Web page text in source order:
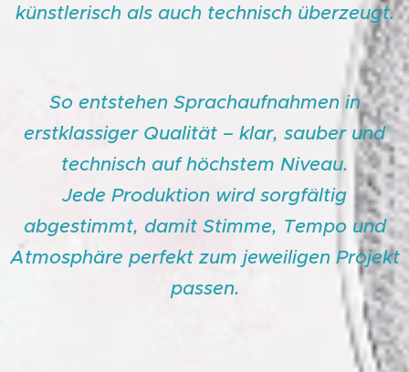
künstlerisch als auch technisch überzeugt.
So entstehen Sprachaufnahmen in
erstklassiger Qualität – klar, sauber und
technisch auf höchstem Niveau.
Jede Produktion wird sorgfältig
abgestimmt, damit Stimme, Tempo und
Atmosphäre perfekt zum jeweiligen Projekt
passen.